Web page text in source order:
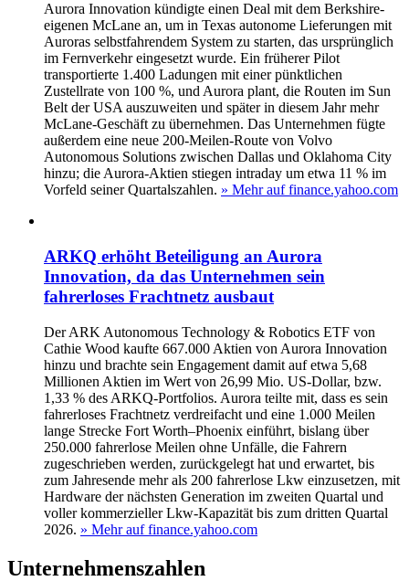
Aurora Innovation kündigte einen Deal mit dem Berkshire-
eigenen McLane an, um in Texas autonome Lieferungen mit
Auroras selbstfahrendem System zu starten, das ursprünglich
im Fernverkehr eingesetzt wurde. Ein früherer Pilot
transportierte 1.400 Ladungen mit einer pünktlichen
Zustellrate von 100 %, und Aurora plant, die Routen im Sun
Belt der USA auszuweiten und später in diesem Jahr mehr
McLane-Geschäft zu übernehmen. Das Unternehmen fügte
außerdem eine neue 200-Meilen-Route von Volvo
Autonomous Solutions zwischen Dallas und Oklahoma City
hinzu; die Aurora-Aktien stiegen intraday um etwa 11 % im
Vorfeld seiner Quartalszahlen. » Mehr auf finance.yahoo.com
ARKQ erhöht Beteiligung an Aurora
Innovation, da das Unternehmen sein
fahrerloses Frachtnetz ausbaut
Der ARK Autonomous Technology & Robotics ETF von
Cathie Wood kaufte 667.000 Aktien von Aurora Innovation
hinzu und brachte sein Engagement damit auf etwa 5,68
Millionen Aktien im Wert von 26,99 Mio. US-Dollar, bzw.
1,33 % des ARKQ-Portfolios. Aurora teilte mit, dass es sein
fahrerloses Frachtnetz verdreifacht und eine 1.000 Meilen
lange Strecke Fort Worth–Phoenix einführt, bislang über
250.000 fahrerlose Meilen ohne Unfälle, die Fahrern
zugeschrieben werden, zurückgelegt hat und erwartet, bis
zum Jahresende mehr als 200 fahrerlose Lkw einzusetzen, mit
Hardware der nächsten Generation im zweiten Quartal und
voller kommerzieller Lkw-Kapazität bis zum dritten Quartal
2026. » Mehr auf finance.yahoo.com
Unternehmenszahlen